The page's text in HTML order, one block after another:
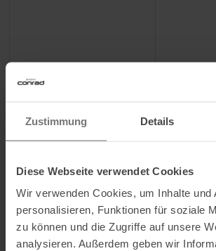
Zustimmung Details
Diese Webseite verwendet Cookies
Wir verwenden Cookies, um Inhalte und
personalisieren, Funktionen für soziale
zu können und die Zugriffe auf unsere
analysieren. Außerdem geben wir
Grey Melange Herren
58,45 €
M |L| 2XL